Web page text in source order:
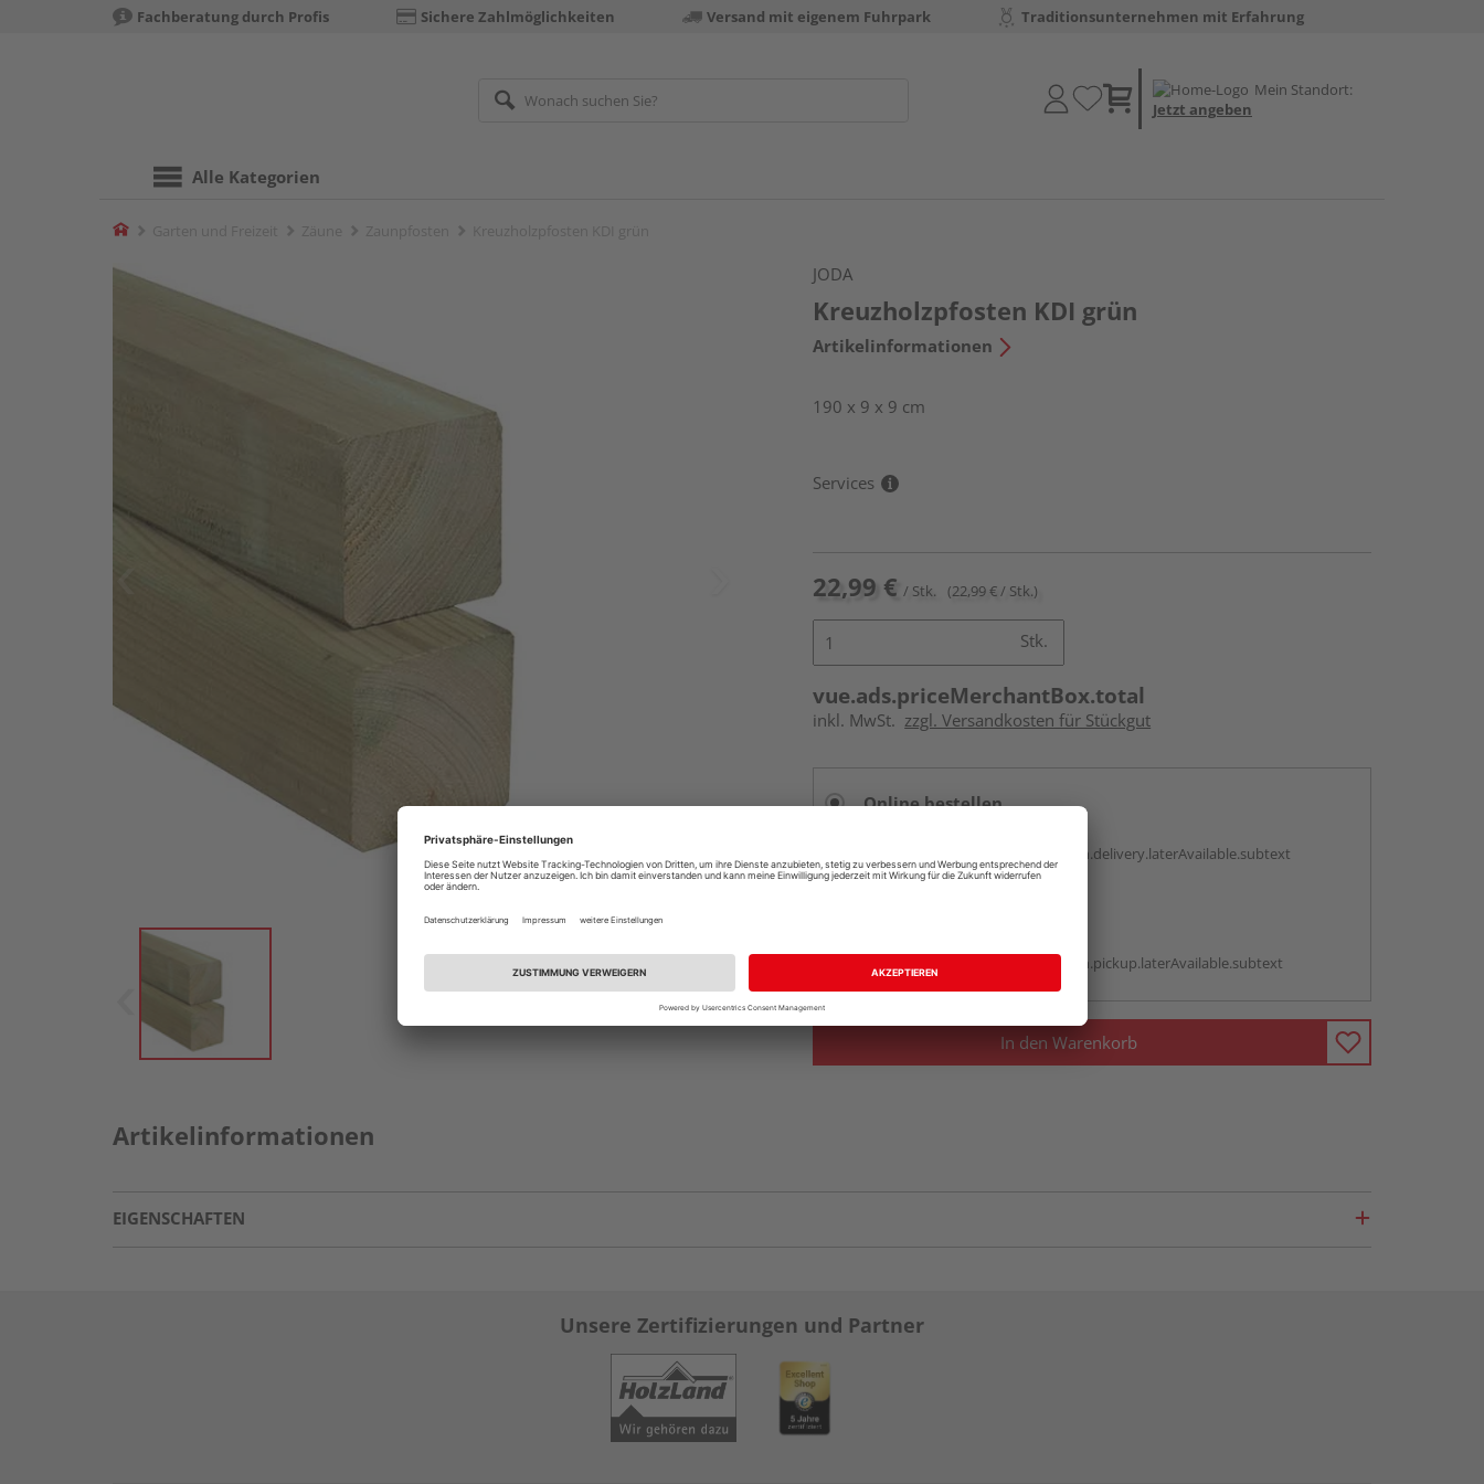
Fachberatung durch Profis Sichere Zahlmöglichkeiten Versand mit eigenem Fuhrpark Traditionsunternehmen mit Erfahrung
Mein Standort:
Jetzt angeben
Alle Kategorien
Home
JODA
Kreuzholzpfosten KDI grün
Artikelinformationen
190 x 9 x 9 cm
Services
22,99 € / Stk. (22,99 € / Stk.)
Stk.
vue.ads.priceMerchantBox.total
inkl. MwSt. zzgl. Versandkosten für Stückgut
Online bestellen
vue.ads.priceMerchantBox.option.delivery.laterAvailable.subtext
vue.ads.priceMerchantBox.option.pickup.laterAvailable.subtext
In den Warenkorb
Artikelinformationen
EIGENSCHAFTEN
Unsere Zertifizierungen und Partner